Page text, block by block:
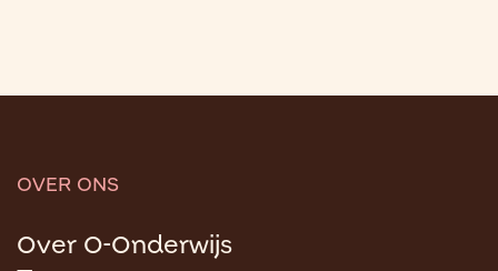
OVER ONS
Over O-Onderwijs